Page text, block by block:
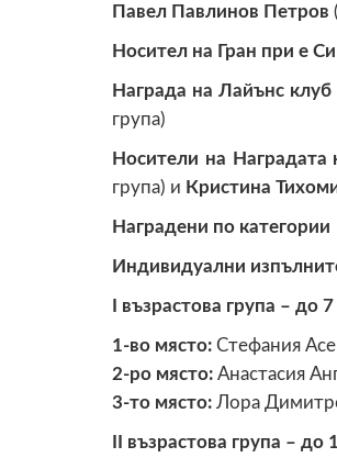
Павел Павлинов Петров
Носител на Гран при е
Награда на Лайънс
група)
Носители на
група) и Кристина
Наградени по категории
Индивидуални
I възрастова група – до
1-во място: Стефания
2-ро място: Анастасия
3-то място: Лора
II възрастова група – до